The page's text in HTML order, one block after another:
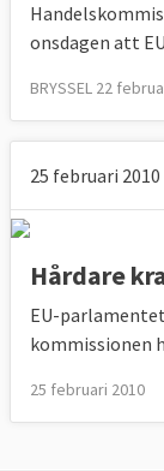
onsdagen att
BRYSSEL 22
25 februari 2010
Hårdare
EU-
kommissionen
25 februari 2010